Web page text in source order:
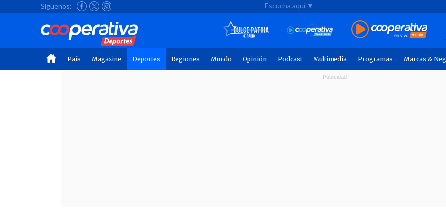
Síguenos: Escucha aquí ▼
País Magazine Deportes Regiones Mundo Opinión Podcast Multimedia Programas Marcas &